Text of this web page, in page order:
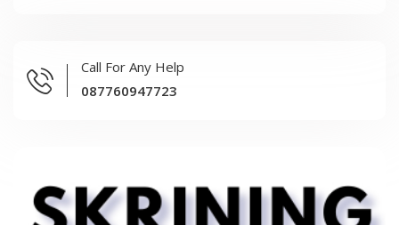
Call For Any Help
087760947723